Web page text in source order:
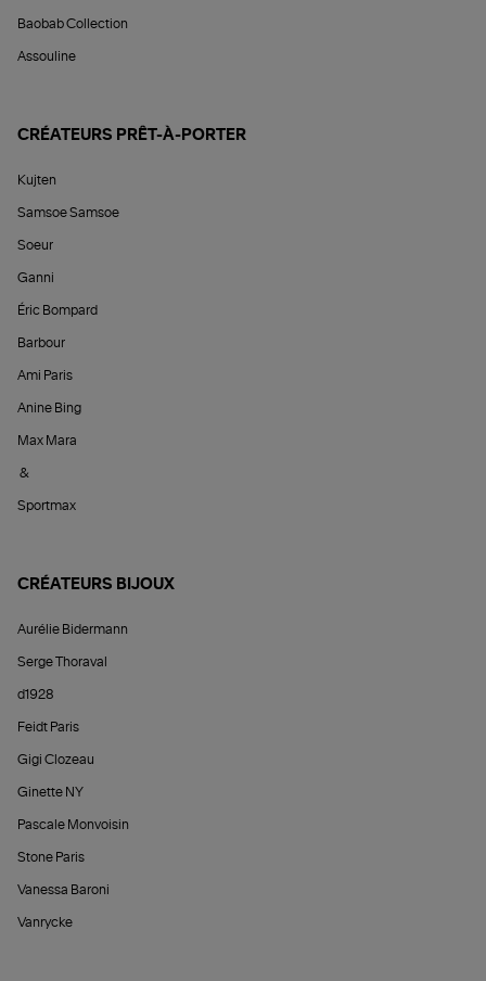
Baobab Collection
Assouline
CRÉATEURS PRÊT-À-PORTER
Kujten
Samsoe Samsoe
Soeur
Ganni
Éric Bompard
Barbour
Ami Paris
Anine Bing
Max Mara
&
Sportmax
CRÉATEURS BIJOUX
Aurélie Bidermann
Serge Thoraval
d1928
Feidt Paris
Gigi Clozeau
Ginette NY
Pascale Monvoisin
Stone Paris
Vanessa Baroni
Vanrycke